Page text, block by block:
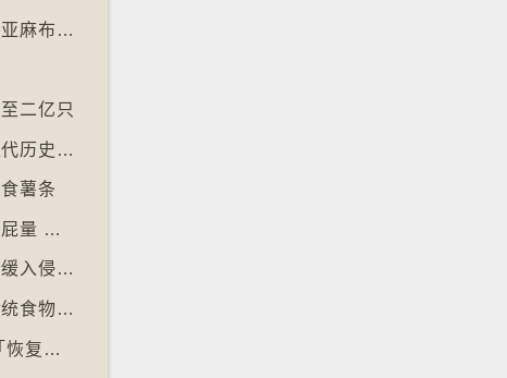
【十万八千里】北爱尔兰复兴曾闻名于世的亚麻布产业
二亿只
【十万八千里】英伦银行发新钞拟用动物取代历史人物
薯条
【十万八千里】美国研究发明智慧内裤监测屁量 以助改善消化系统
【十万八千里】研究发现玩俄罗斯方块能舒缓入侵性创伤后遗症
【十万八千里】意大利神秘美食组织保护传统食物、烹饪方法和菜肴
【十万八千里】愈多酒店浴室没门 掀民间「恢复浴室门」倡议运动